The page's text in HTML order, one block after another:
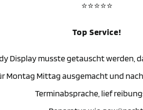
⭐⭐⭐⭐⭐
Top Service!
Display musste getauscht werden,
Montag Mittag ausgemacht und
Terminabsprache, lief